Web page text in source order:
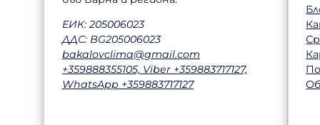
ЕИК: 205006023
ДДС: BG205006023
bakalovclima@gmail.com
+359888355105, Viber +359883717127,
WhatsApp +359883717127